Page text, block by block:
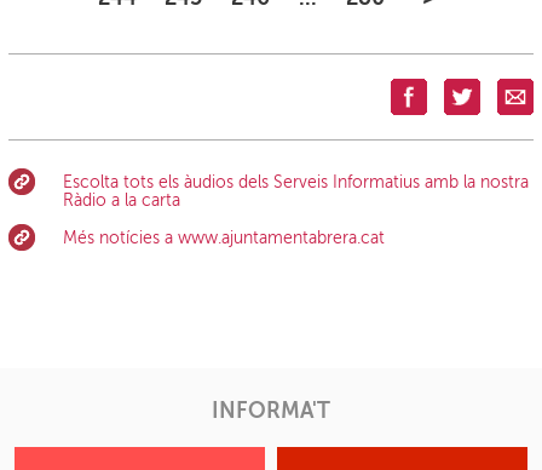
Escolta tots els àudios dels Serveis Informatius amb la nostra
Ràdio a la carta
Més notícies a www.ajuntamentabrera.cat
INFORMA'T